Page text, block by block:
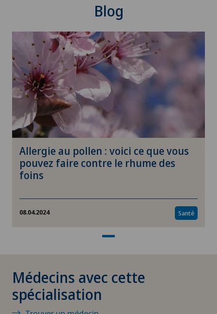
Dermographie médicale
Désir d’enfant
Diabétologie
DIAfit – Programme Diabète
Dislocation acromio-claviculaire
Douleurs au talon
Douleurs musculosquelettiques
Drainage lymphatique
Endocrinologie
Blog
Allergie au pollen : voici ce que vous
pouvez faire contre le rhume des
foins
08.04.2024 Santé
Médecins avec cette
spécialisation